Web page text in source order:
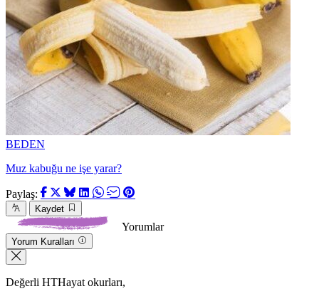
BEDEN
Muz kabuğu ne işe yarar?
Paylaş:
Kaydet
Yorumlar
Yorum Kuralları
Değerli HTHayat okurları,